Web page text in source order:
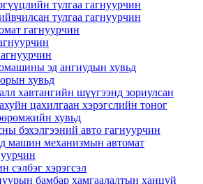
тулгаа гагнуурчин
тулгаа гагнуурчин
гагнуурчин
эд ангиудын хувьд
хувьд
хавтангийн шүүгээнд зориулсан
цахилгаан хэрэгслийн тоног
хувьд
бэхэлгээний авто гагнуурчин
машин механизмын автомат
сэлбэг хэрэгсэл
бамбар хамгаалалтын ханцуй